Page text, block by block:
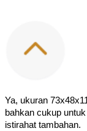
Ya, ukuran
bahkan cukup
istirahat tambahan.